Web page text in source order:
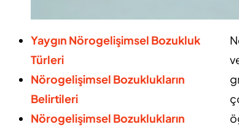
Yaygın Nörogelişimsel Bozukluk
Türleri
Nörogelişimsel Bozuklukların
Belirtileri
Nörogelişimsel Bozuklukların